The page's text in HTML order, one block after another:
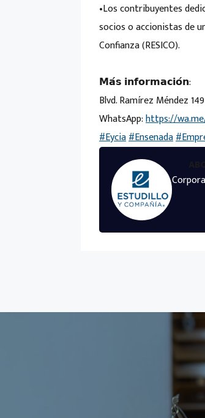
•Los contribuyentes
socios o accionistas de
Confianza (RESICO).
𝗠𝗮́𝘀 𝗶𝗻𝗳𝗼𝗿𝗺𝗮𝗰𝗶𝗼́𝗻:
Blvd. Ramírez Méndez
WhatsApp:https://
#Eycia#Ensenada